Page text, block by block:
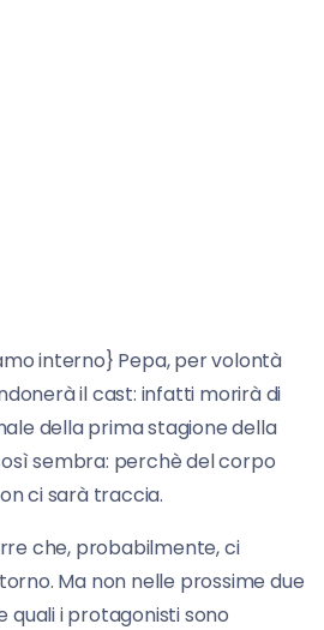
interno} Pepa, per volontà
il cast: infatti morirà di
della prima stagione della
sembra: perchè del corpo
ci sarà traccia.
che, probabilmente, ci
Ma non nelle prossime due
quali i protagonisti sono